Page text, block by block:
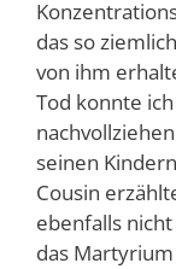
das so
von ihm
Tod konnte
seinen
Cousin
ebenfalls
das